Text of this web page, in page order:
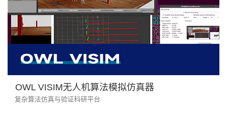
OWL VISIM无人机算法模拟仿真器
复杂算法仿真与验证科研平台